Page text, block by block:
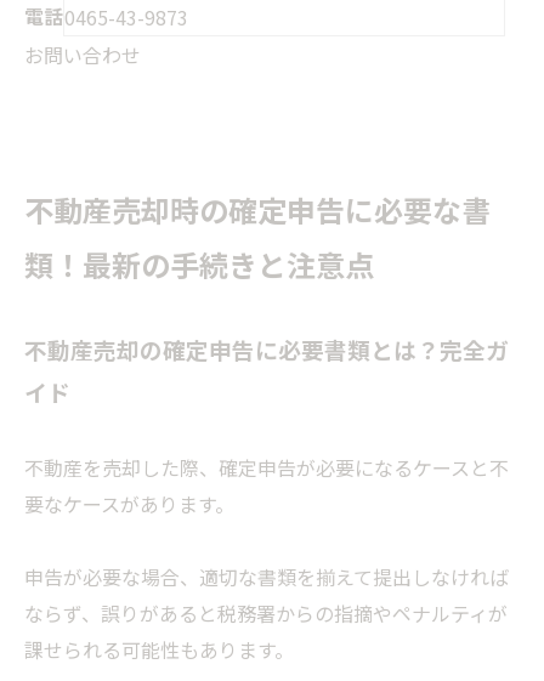
電話0465-43-9873
お問い合わせ
不動産売却時の確定申告に必要な書
類！最新の手続きと注意点
不動産売却の確定申告に必要書類とは？完全ガ
イド
不動産を売却した際、確定申告が必要になるケースと不
要なケースがあります。
申告が必要な場合、適切な書類を揃えて提出しなければ
ならず、誤りがあると税務署からの指摘やペナルティが
課せられる可能性もあります。